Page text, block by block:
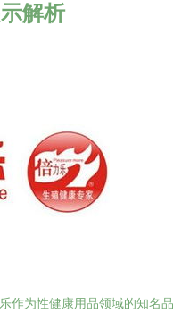
解析
作为性健康用品领域的知名品